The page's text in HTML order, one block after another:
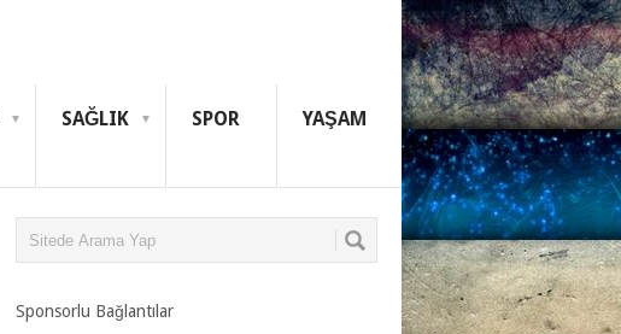
SAĞLIK SPOR YAŞAM
Sponsorlu Bağlantılar